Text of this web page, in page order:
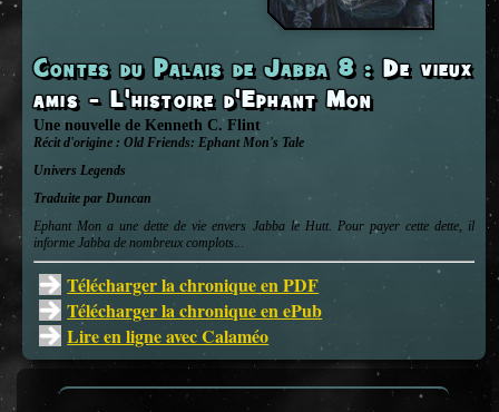
Contes du Palais de Jabba 8: De vieux
amis - L'histoire d'Ephant Mon
Une nouvelle deKenneth C. Flint
Récit d'origine :Old Friends: Ephant Mon's Tale
UniversLegends
Traduite par Duncan
Ephant Mon a une dette de vie envers Jabba le Hutt. Pour payer cette dette, il
informe Jabba de nombreux complots...
Télécharger la chronique en PDF
Télécharger la chronique en ePub
Lire en ligne avec Calaméo